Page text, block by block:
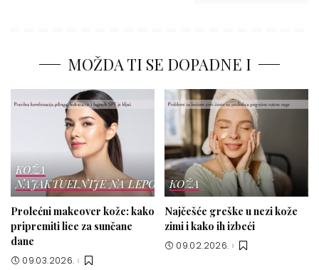
MOŽDA TI SE DOPADNE I
KOŽA
NAJAKTUELNIJE NA LEPOTICI
Prolećni makeover kože: kako
pripremiti lice za sunčane
dane
09.03.2026.
KOŽA
Najčešće greške u nezi kože
zimi i kako ih izbeći
09.02.2026.